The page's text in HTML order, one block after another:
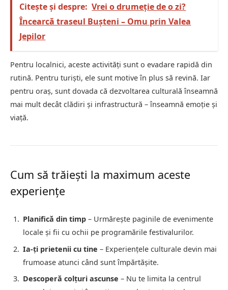
Citește și despre: Vrei o drumeție de o zi?
Încearcă traseul Bușteni – Omu prin Valea
Jepilor
Pentru localnici, aceste activități sunt o evadare rapidă din
rutină. Pentru turiști, ele sunt motive în plus să revină. Iar
pentru oraș, sunt dovada că dezvoltarea culturală înseamnă
mai mult decât clădiri și infrastructură – înseamnă emoție și
viață.
Cum să trăiești la maximum aceste
experiențe
Planifică din timp – Urmărește paginile de evenimente
locale și fii cu ochii pe programările festivalurilor.
Ia-ți prietenii cu tine – Experiențele culturale devin mai
frumoase atunci când sunt împărtășite.
Descoperă colțuri ascunse – Nu te limita la centrul